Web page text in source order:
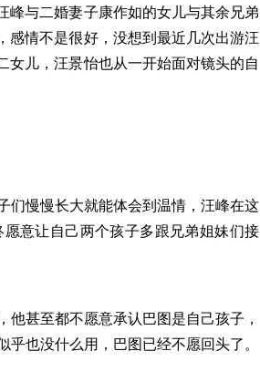
峰与二婚妻子康作如的女儿与其余兄弟
感情不是很好，没想到最近几次出游汪
女儿，汪景怡也从一开始面对镜头的自
们慢慢长大就能体会到温情，汪峰在这
意让自己两个孩子多跟兄弟姐妹们接
甚至都不愿意承认巴图是自己孩子，
也没什么用，巴图已经不愿回头了。